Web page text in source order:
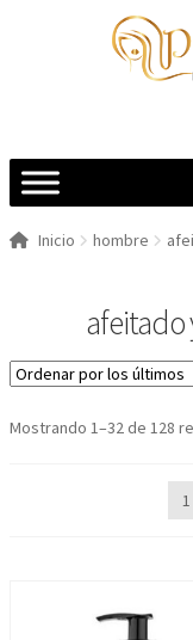
Inicio hombre
afeitado
Mostrando 1–32 de 128
1